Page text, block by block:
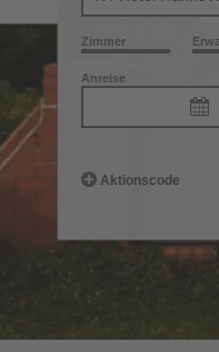
Zimmer
Anreise
Aktionscode